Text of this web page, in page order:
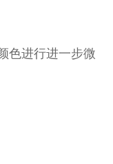
色进行进一步微